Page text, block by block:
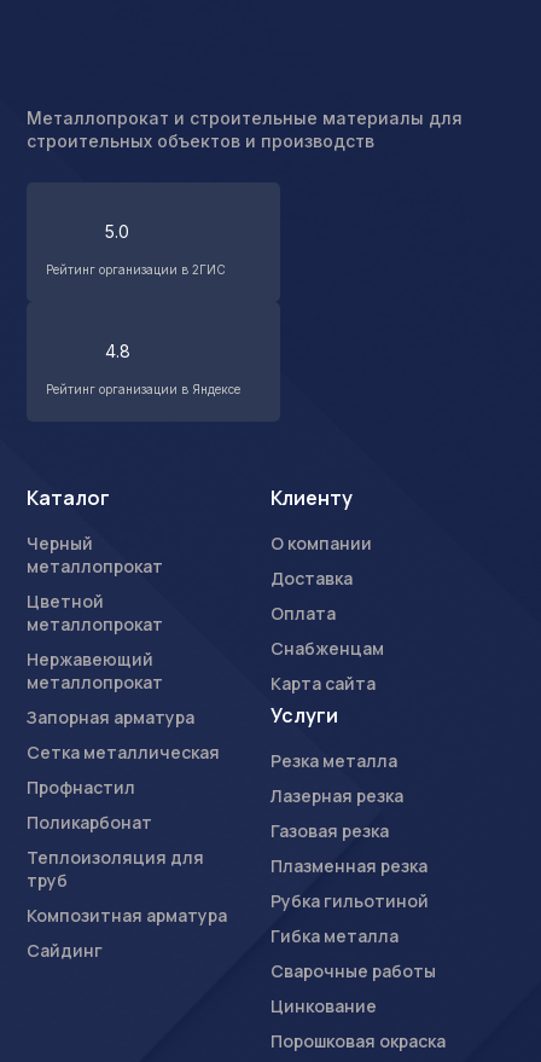
Металлопрокат и строительные материалы для
строительных объектов и производств
5.0
Рейтинг организации в 2ГИС
4.8
Рейтинг организации в Яндексе
Каталог
Черный
металлопрокат
Цветной
металлопрокат
Нержавеющий
металлопрокат
Запорная арматура
Сетка металлическая
Профнастил
Поликарбонат
Теплоизоляция для
труб
Композитная арматура
Сайдинг
Клиенту
О компании
Доставка
Оплата
Снабженцам
Карта сайта
Услуги
Резка металла
Лазерная резка
Газовая резка
Плазменная резка
Рубка гильотиной
Гибка металла
Сварочные работы
Цинкование
Порошковая окраска